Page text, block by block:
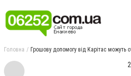
Головна Грошову допомогу від Карітас можуть